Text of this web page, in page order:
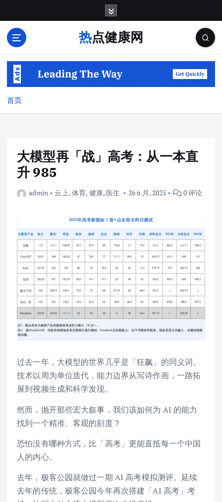
热点健康网
首页
大模型再「战」高考：从一本直
升 985
admin 云上,体育, 健康, 医生 26 6 月, 2025 0 评论
过去一年，大模型的世界几乎是「狂飙」的同义词。
技术以周为单位迭代，能力边界从写诗作画，一路拓
展到视频生成和科学发现。
然而，抛开那些宏大叙事，我们该如何为 AI 的能力
找到一个精准、客观的刻度？
恐怕没有哪种方式，比「高考」更能直抵每一个中国
人的内心。
去年，极客公园就做过一期 AI 高考模拟测评。延续
去年的传统，极客公园今年再次搭建「AI 高考」考